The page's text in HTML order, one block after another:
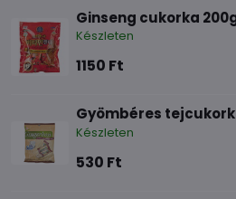
Ginseng cukorka
Készleten
1150 Ft
Gyömbéres
Készleten
530 Ft